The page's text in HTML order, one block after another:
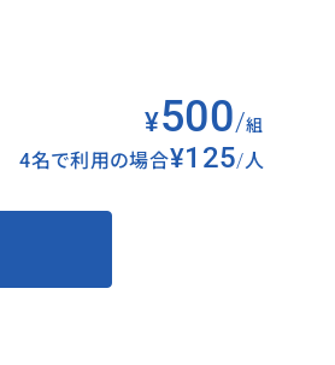
¥500/組
4名で利用の場合 ¥125/人